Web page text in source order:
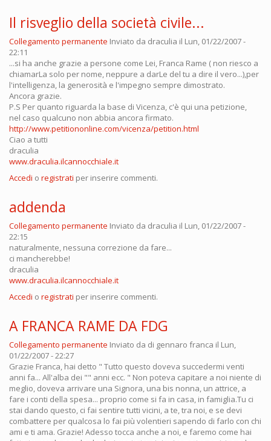
Il risveglio della società civile...
Collegamento permanente Inviato da draculia il Lun, 01/22/2007 -
22:11
...si ha anche grazie a persone come Lei, Franca Rame ( non riesco a
chiamarLa solo per nome, neppure a darLe del tu a dire il vero...),per
l'intelligenza, la generosità e l'impegno sempre dimostrato.
Ancora grazie.
P.S Per quanto riguarda la base di Vicenza, c'è qui una petizione,
nel caso qualcuno non abbia ancora firmato.
http://www.petitiononline.com/vicenza/petition.html
Ciao a tutti
draculia
www.draculia.ilcannocchiale.it
Accedi o registrati per inserire commenti.
addenda
Collegamento permanente Inviato da draculia il Lun, 01/22/2007 -
22:15
naturalmente, nessuna correzione da fare...
ci mancherebbe!
draculia
www.draculia.ilcannocchiale.it
Accedi o registrati per inserire commenti.
A FRANCA RAME DA FDG
Collegamento permanente Inviato da di gennaro franca il Lun,
01/22/2007 - 22:27
Grazie Franca, hai detto " Tutto questo doveva succedermi venti
anni fa... All'alba dei "" anni ecc. " Non poteva capitare a noi niente di
meglio, doveva arrivare una Signora, una bis nonna, un attrice, a
fare i conti della spesa... proprio come si fa in casa, in famiglia.Tu ci
stai dando questo, ci fai sentire tutti vicini, a te, tra noi, e se devi
combattere per qualcosa lo fai più volentieri sapendo di farlo con chi
ami e ti ama. Grazie! Adesso tocca anche a noi, e faremo come hai